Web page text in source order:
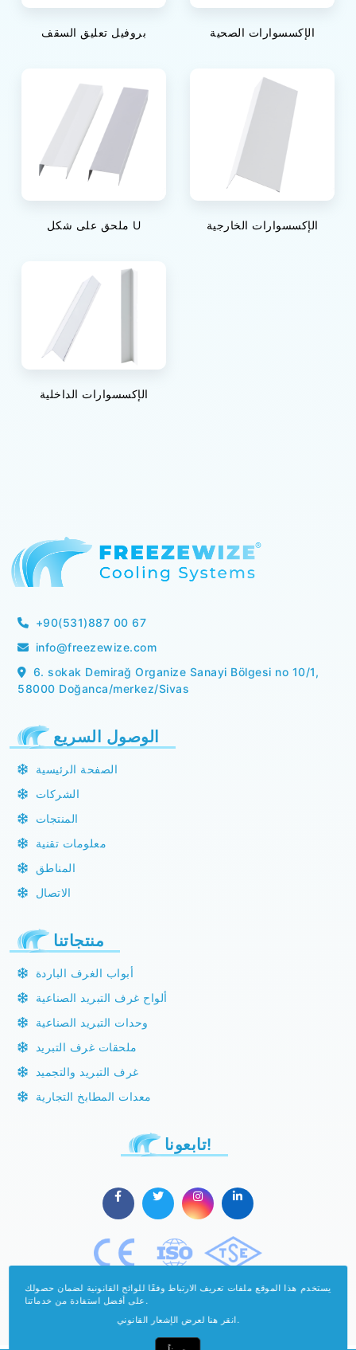
بروفيل تعليق السقف الإكسسوارات الصحية
ملحق على شكل U الإكسسوارات الخارجية
الإكسسوارات الداخلية
+90(531)887 00 67
info@freezewize.com
6. sokak Demirağ Organize Sanayi Bölgesi no 10/1,
58000 Doğanca/merkez/Sivas
الوصول السريع
الصفحة الرئيسية
الشركات
المنتجات
معلومات تقنية
المناطق
الاتصال
منتجاتنا
أبواب الغرف الباردة
ألواح غرف التبريد الصناعية
وحدات التبريد الصناعية
ملحقات غرف التبريد
غرف التبريد والتجميد
معدات المطابخ التجارية
تابعونا!
يستخدم هذا الموقع ملفات تعريف الارتباط وفقًا للوائح القانونية لضمان حصولك
على أفضل استفادة من خدماتنا.
انقر هنا لعرض الإشعار القانوني.